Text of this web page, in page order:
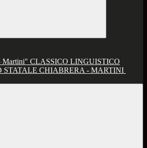
CLASSICO LINGUISTICO
STATALE CHIABRERA - MARTINI